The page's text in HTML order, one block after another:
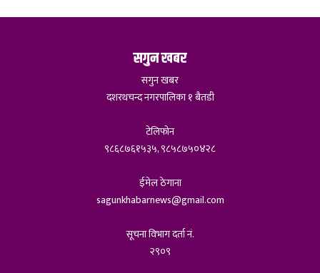
सगुन खबर
सगुन खबर
दशरथचन्द नगरपालिका १ बैतडी
टेलिफोन
९८६८७६१५३५, ९८५८७५०४२८
ईमेल ठेगाना
sagunkhabarnews@gmail.com
सूचना विभाग दर्ता नं.
२९०९